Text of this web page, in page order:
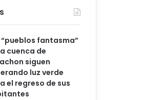
“pueblos fantasma”
cuenca de
siguen
luz verde
el regreso de sus